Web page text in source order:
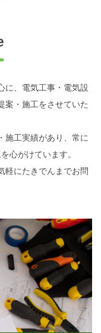
に、電気工事・電気設
案・施工をさせていた
施工実績があり、常に
心がけています。
軽にたきでんまでお問